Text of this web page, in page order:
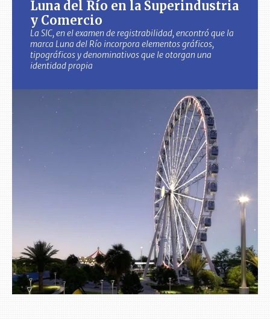
Luna del Río en la Superindustria
y Comercio
La SIC, en el examen de registrabilidad, encontró que la
marca Luna del Río incorpora elementos gráficos,
tipográficos y denominativos que le otorgan una
identidad propia